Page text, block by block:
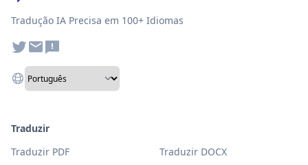
Tradução IA Precisa em 100+ Idiomas
Traduzir
Traduzir PDF
Traduzir DOCX